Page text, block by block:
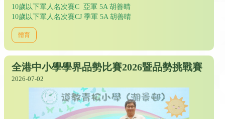
10歲以下單人名次賽C 亞軍 5A 胡善晴
10歲以下單人名次賽CJ 季軍 5A 胡善晴
體育
全港中小學學界品勢比賽2026暨品勢挑戰賽
2026-07-02